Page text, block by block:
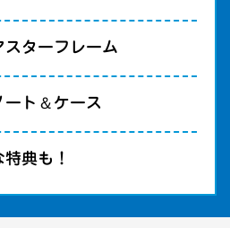
スターフレーム
ート ＆ ケース
典も！